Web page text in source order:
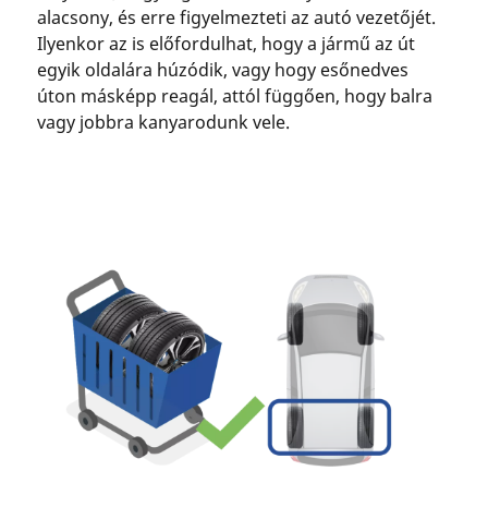
alacsony, és erre figyelmezteti az autó vezetőjét.
Ilyenkor az is előfordulhat, hogy a jármű az út
egyik oldalára húzódik, vagy hogy esőnedves
úton másképp reagál, attól függően, hogy balra
vagy jobbra kanyarodunk vele.